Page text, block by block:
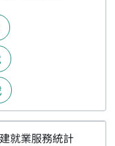
就業服務統計